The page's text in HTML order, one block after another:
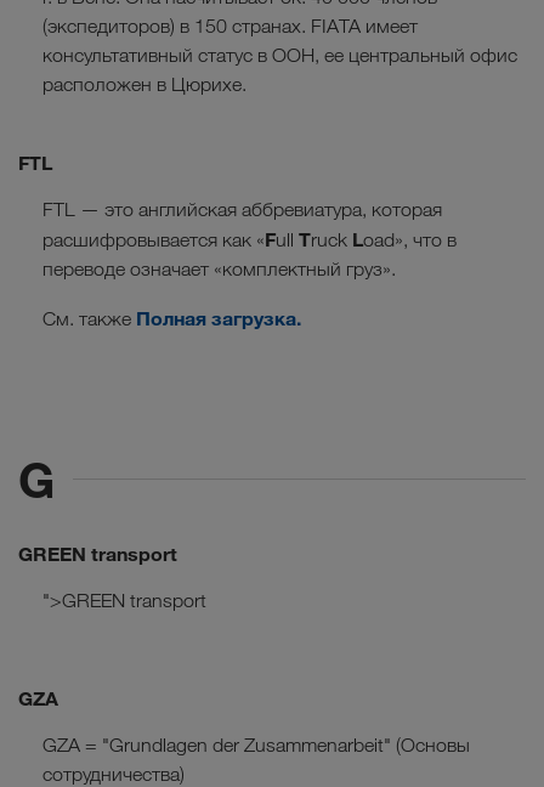
(экспедиторов) в 150 странах. FIATA имеет
консультативный статус в ООН, ее центральный офис
расположен в Цюрихе.
FTL
FTL — это английская аббревиатура, которая
расшифровывается как «Full Truck Load», что в
переводе означает «комплектный груз».
См. также Полная загрузка.
G
GREEN transport
">GREEN transport
GZA
GZA = "Grundlagen der Zusammenarbeit" (Основы
сотрудничества)